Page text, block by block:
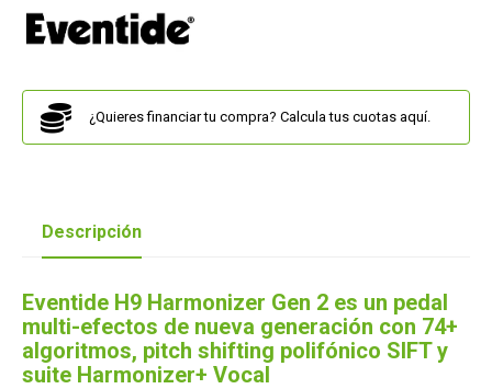
¿Quieres financiar tu compra? Calcula tus cuotas aquí.
Descripción
Eventide H9 Harmonizer Gen 2 es un pedal
multi-efectos de nueva generación con 74+
algoritmos, pitch shifting polifónico SIFT y
suite Harmonizer+ Vocal